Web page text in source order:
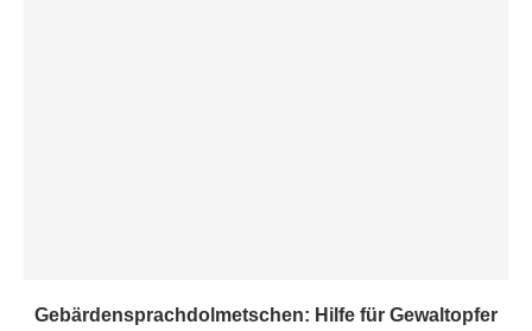
Gebärdensprachdolmetschen: Hilfe für Gewaltopfer